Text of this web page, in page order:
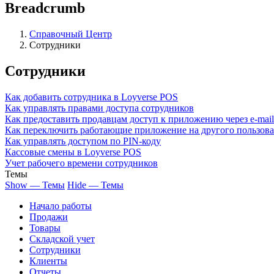
Breadcrumb
Справочный Центр
Сотрудники
Сотрудники
Как добавить сотрудника в Loyverse POS
Как управлять правами доступа сотрудников
Как предоставить продавцам доступ к приложению через e-mail
Как переключить работающие приложение на другого
Как управлять доступом по PIN-коду
Кассовые смены в Loyverse POS
Учет рабочего времени сотрудников
Темы
Show — Темы Hide — Темы
Начало работы
Продажи
Товары
Cкладской учет
Сотрудники
Клиенты